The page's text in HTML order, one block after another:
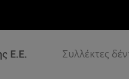
Συλλέκτες